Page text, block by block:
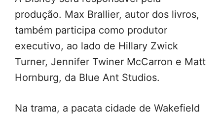
produção. Max Brallier, autor dos livros,
também participa como produtor
executivo, ao lado de Hillary Zwick
Turner, Jennifer Twiner McCarron e Matt
Hornburg, da Blue Ant Studios.
Na trama, a pacata cidade de Wakefield